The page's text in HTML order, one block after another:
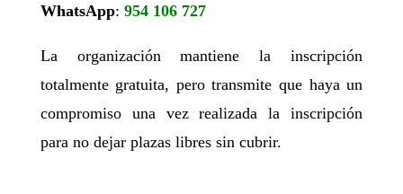
WhatsApp: 954 106 727
La organización mantiene la inscripción
totalmente gratuita, pero transmite que haya un
compromiso una vez realizada la inscripción
para no dejar plazas libres sin cubrir.